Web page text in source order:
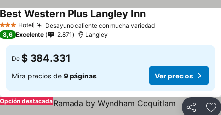
3 Estrellas
Hotel Desayuno caliente con mucha variedad
Best Western Plus Langley Inn
8,6 Excelente 2.871 Langley
De $ 384.331
Mira precios de 9 páginas Ver precios
Compartir
Opción destacada